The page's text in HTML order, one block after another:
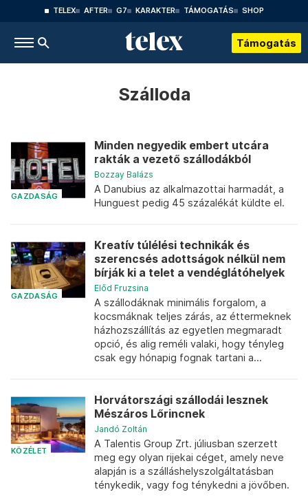
TELEX AFTER G7 KARAKTER TÁMOGATÁS SHOP
Támogatás
Szálloda
GAZDASÁG
Minden negyedik embert utcára
rakták a vezető szállodákból
Bozzay Balázs
A Danubius az alkalmazottai harmadát, a
Hunguest pedig 45 százalékát küldte el.
GAZDASÁG
Kreatív túlélési technikák és
szerencsés adottságok nélkül nem
bírják ki a telet a vendéglátóhelyek
Előd Fruzsina
A szállodáknak minimális forgalom, a
kocsmáknak teljes zárás, az éttermeknek
házhozszállítás az egyetlen megmaradt
opció, és alig reméli valaki, hogy tényleg
csak egy hónapig fognak tartani a...
KÖZÉLET
Horvátországi szállodái lesznek
Mészáros Lőrincnek
Jandó Zoltán
A Talentis Group Zrt. júliusban szerzett
meg egy olyan rijekai céget, amely neve
alapján is a szálláshelyszolgáltatásban
ténykedik, vagy fog ténykedni a jövőben.